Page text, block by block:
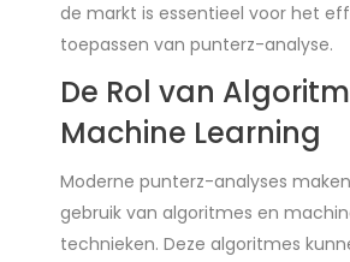
de markt is essentieel voor het
toepassen van punterz-analyse.
De Rol van
Machine Learning
Moderne punterz-analyses
gebruik van algoritmes en
technieken. Deze algoritmes